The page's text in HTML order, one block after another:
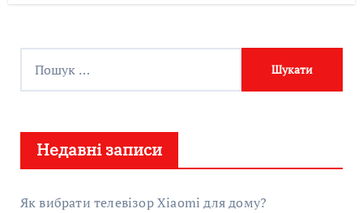
:
Недавні записи
Як вибрати телевізор Xiaomi для дому?